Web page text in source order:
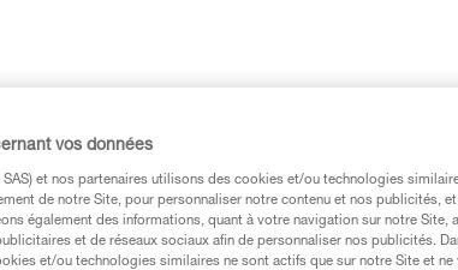
nécessaire sous l’utilisateur pour
vos données
SAS) et nos partenaires utilisons des cookies et/ou technologies
de notre Site, pour personnaliser notre contenu et nos publicités,
également des informations, quant à votre navigation sur notre Site,
et de réseaux sociaux afin de personnaliser nos publicités.
et/ou technologies similaires ne sont actifs que sur notre Site et ne